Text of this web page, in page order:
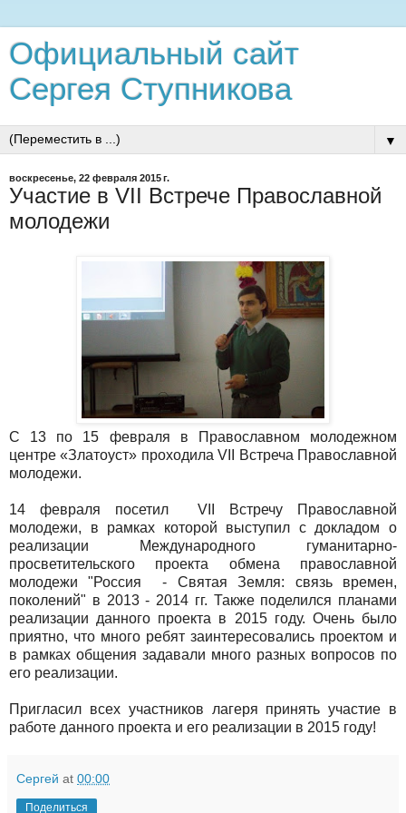
Официальный сайт
Сергея Ступникова
▼
воскресенье, 22 февраля 2015 г.
Участие в VII Встрече Православной
молодежи
С 13 по 15 февраля в Православном молодежном
центре «Златоуст» проходила VII Встреча Православной
молодежи.
14 февраля посетил VII Встречу Православной
молодежи, в рамках которой выступил с докладом о
реализации Международного гуманитарно-
просветительского проекта обмена православной
молодежи "Россия - Святая Земля: связь времен,
поколений" в 2013 - 2014 гг. Также поделился планами
реализации данного проекта в 2015 году. Очень было
приятно, что много ребят заинтересовались проектом и
в рамках общения задавали много разных вопросов по
его реализации.
Пригласил всех участников лагеря принять участие в
работе данного проекта и его реализации в 2015 году!
Сергей at 00:00
Поделиться